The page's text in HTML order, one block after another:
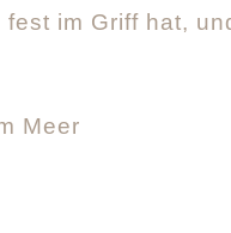
fest im Griff hat,